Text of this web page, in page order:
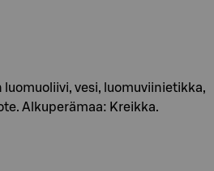
vesi, luomuviinietikka,
Alkuperämaa: Kreikka.